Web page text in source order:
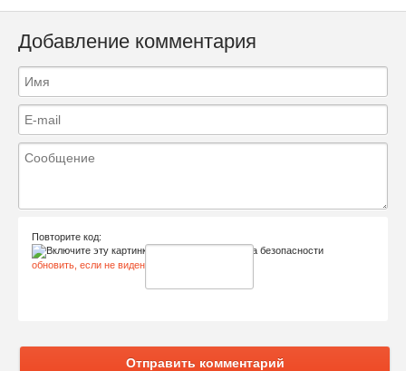
Добавление комментария
Повторите код:
обновить, если не виден код
Отправить комментарий